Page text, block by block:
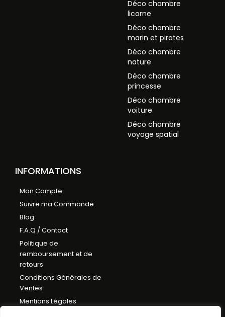
Déco chambre
licorne
Déco chambre
marin et pirates
Déco chambre
nature
Déco chambre
princesse
Déco chambre
voiture
Déco chambre
voyage spatial
INFORMATIONS
Mon Compte
Suivre ma Commande
Blog
F.A.Q / Contact
Politique de
remboursement et de
retours
Conditions Générales de
Ventes
Mentions Légales